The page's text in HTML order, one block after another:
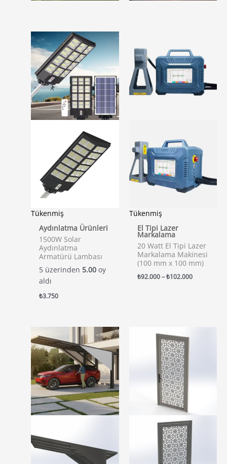
Tükenmiş
Aydınlatma Ürünleri
1500W Solar
Aydınlatma
Armatürü Lambası
5 üzerinden 5.00 oy
aldı
₺3.750
Tükenmiş
El Tipi Lazer
Markalama
20 Watt El Tipi Lazer
Markalama Makinesi
(100 mm x 100 mm)
₺92.000–₺102.000Fiyat